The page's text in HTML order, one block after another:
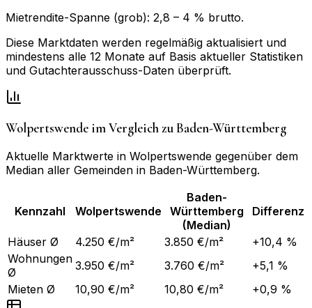
Mietrendite-Spanne (grob): 2,8 – 4 % brutto.
Diese Marktdaten werden regelmäßig aktualisiert und
mindestens alle 12 Monate auf Basis aktueller Statistiken
und Gutachterausschuss-Daten überprüft.
Wolpertswende im Vergleich zuBaden-Württemberg
Aktuelle Marktwerte in Wolpertswende gegenüber dem
Median aller Gemeinden in Baden-Württemberg.
Kennzahl Wolpertswende
Baden-
Württemberg
(Median)
Differenz
Häuser Ø 4.250 €/m² 3.850 €/m²
+10,4 %
Wohnungen
Ø
3.950 €/m² 3.760 €/m²
+5,1 %
Mieten Ø
10,90 €/m² 10,80 €/m² +0,9 %